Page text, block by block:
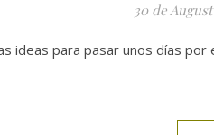
30 de
ideas para pasar unos días